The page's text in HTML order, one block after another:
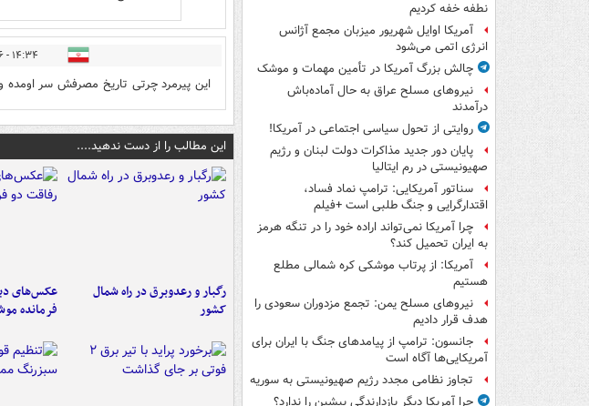
نطفه خفه کردیم
آمریکا اوایل شهریور میزبان مجمع آژانس
انرژی اتمی می‌شود
چالش بزرگ آمریکا در تأمین مهمات و موشک
نیروهای مسلح عراق به حال آماده‌باش
درآمدند
روایتی از تحول سیاسی اجتماعی در آمریکا!
پایان دور جدید مذاکرات دولت لبنان و رژیم
صهیونیستی در رم ایتالیا
سناتور آمریکایی: ترامپ نماد فساد،
اقتدارگرایی و جنگ طلبی است +فیلم
چرا آمریکا نمی‌تواند اراده خود را در تنگه هرمز
به ایران تحمیل کند؟
آمریکا: از پرتاب موشکی کره شمالی مطلع
هستیم
نیروهای مسلح یمن: تجمع مزدوران سعودی را
هدف قرار دادیم
جانسون: ترامپ از پیامدهای جنگ با ایران برای
آمریکایی‌ها آگاه است
تجاوز نظامی مجدد رژیم صهیونیستی به سوریه
چرا آمریکا دیگر بازدارندگی پیشین را ندارد؟
۱۴:۳۴ - ۱۴۰۲/۰۲/۱۶
این پیرمرد چرتی تاریخ مصرفش سر
این مطالب را از دست ندهید....
رگبار و رعدوبرق در راه شمال
کشور
عکس‌های
فرمانده‌